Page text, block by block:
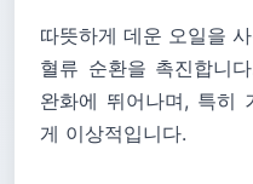
따뜻하게 데운 오일을
혈류 순환을 촉진합니
완화에 뛰어나며, 특히
게 이상적입니다.